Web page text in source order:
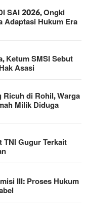
SAI 2026, Ongki
Adaptasi Hukum Era
Ketum SMSI Sebut
Asasi
di Rohil, Warga
Milik Diduga
Gugur Terkait
III: Proses Hukum